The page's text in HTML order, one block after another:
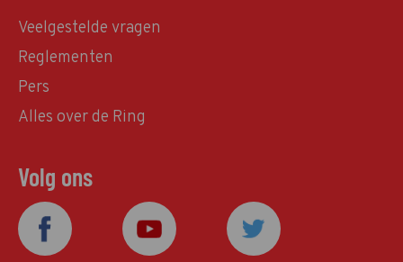
Veelgestelde vragen
Reglementen
Pers
Alles over de Ring
Volg ons